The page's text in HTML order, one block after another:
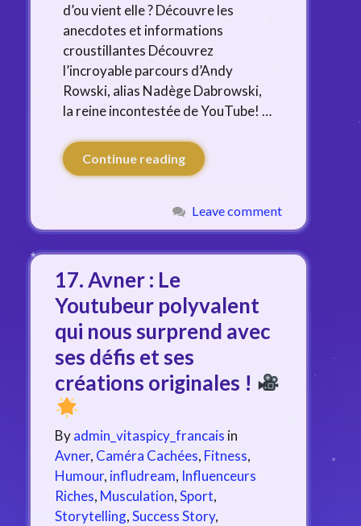
d’ou vient elle ? Découvre les
anecdotes et informations
croustillantes Découvrez
l’incroyable parcours d’Andy
Rowski, alias Nadège Dabrowski,
la reine incontestée de YouTube! …
Continue reading
Leave comment
17. Avner : Le
Youtubeur polyvalent
qui nous surprend avec
ses défis et ses
créations originales !
Byadmin_vitaspicy_francais in
Avner, Caméra Cachées, Fitness,
Humour, infludream, Influenceurs
Riches, Musculation,Sport,
Storytelling,Success Story,